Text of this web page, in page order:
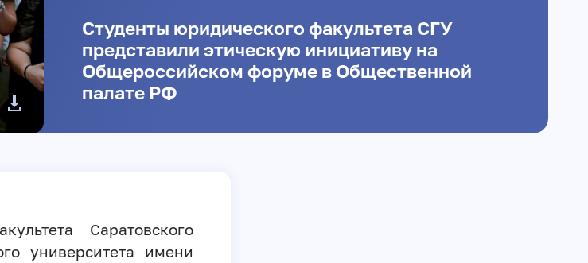
Студенты юридического факультета СГУ
представили этическую инициативу на
Общероссийском форуме в Общественной
палате РФ
Саратовского
университета имени